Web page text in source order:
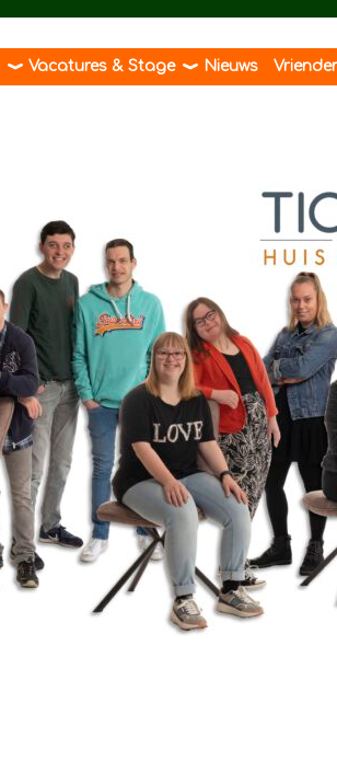
Vacatures & Stage Nieuws